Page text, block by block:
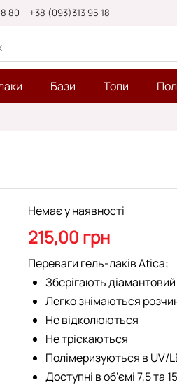
80 +38 (093)313 95 18
Бази Топи
Немає у наявності
215,00 грн
Переваги гель-лаків Atica:
Зберігають
Легко знімаються
Не відколюються
Не тріскаються
Полімеризуються в UV/
Доступні в об’ємі 7,5 та